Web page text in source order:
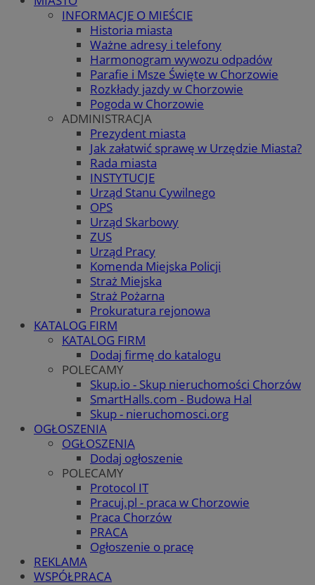
INFORMACJE O MIEŚCIE
Historia miasta
Ważne adresy i telefony
Harmonogram wywozu odpadów
Parafie i Msze Święte w Chorzowie
Rozkłady jazdy w Chorzowie
Pogoda w Chorzowie
ADMINISTRACJA
Prezydent miasta
Jak załatwić sprawę w Urzędzie Miasta?
Rada miasta
INSTYTUCJE
Urząd Stanu Cywilnego
OPS
Urząd Skarbowy
ZUS
Urząd Pracy
Komenda Miejska Policji
Straż Miejska
Straż Pożarna
Prokuratura rejonowa
KATALOG FIRM
KATALOG FIRM
Dodaj firmę do katalogu
POLECAMY
Skup.io - Skup nieruchomości Chorzów
SmartHalls.com - Budowa Hal
Skup - nieruchomosci.org
OGŁOSZENIA
OGŁOSZENIA
Dodaj ogłoszenie
POLECAMY
Protocol IT
Pracuj.pl - praca w Chorzowie
Praca Chorzów
PRACA
Ogłoszenie o pracę
REKLAMA
WSPÓŁPRACA